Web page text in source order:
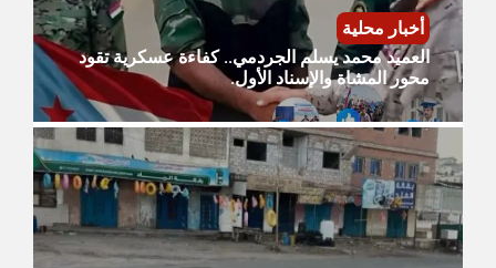
أخبار محلية
العميد محمد يسلم الجردمي.. كفاءة عسكرية تقود
محور المشاة والإسناد الأول.